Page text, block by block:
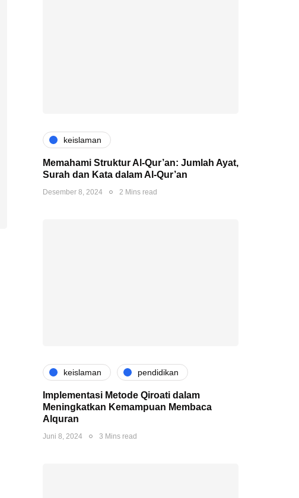
keislaman
Memahami Struktur Al-Qur’an: Jumlah Ayat,
Surah dan Kata dalam Al-Qur’an
Desember 8, 2024 2 Mins read
keislaman pendidikan
Implementasi Metode Qiroati dalam
Meningkatkan Kemampuan Membaca
Alquran
Juni 8, 2024 3 Mins read